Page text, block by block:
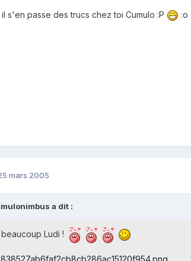
s'en passe des trucs chez toi Cumulo :P :o
mars 2005
a dit :
Ludi !